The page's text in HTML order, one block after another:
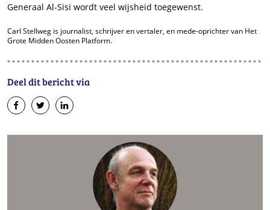
Generaal Al-Sisi wordt veel wijsheid toegewenst.
Carl Stellweg is journalist, schrijver en vertaler, en mede-oprichter van Het
Grote Midden Oosten Platform.
Deel dit bericht via
op
Facebook
op
Twitter
op
LinkedIn